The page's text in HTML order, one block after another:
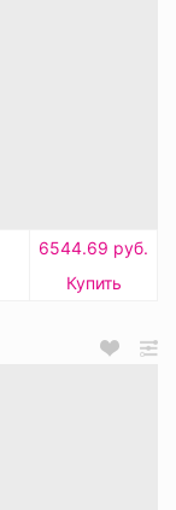
6544.69 руб.
Купить